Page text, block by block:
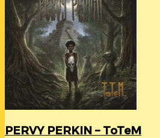
PERVY PERKIN – ToTeM